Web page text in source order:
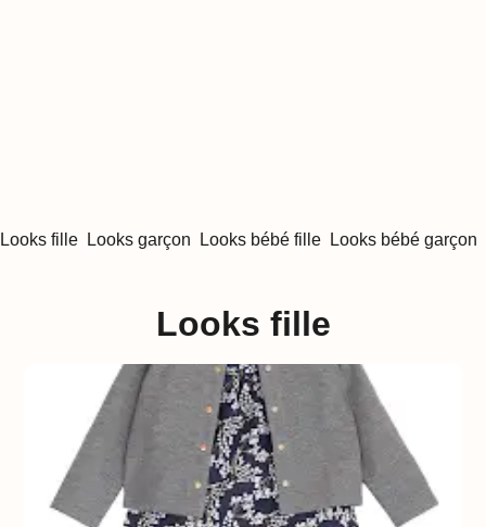
Looks fille Looks garçon Looks bébé fille Looks bébé garçon
Looks fille